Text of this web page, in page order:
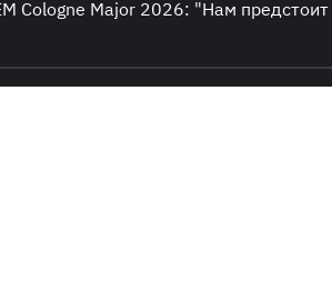
Cologne Major 2026: "Нам